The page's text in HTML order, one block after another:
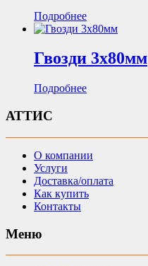
Подробнее
Гвозди 3х80мм
Подробнее
АТТИС
О компании
Услуги
Доставка/оплата
Как купить
Контакты
Меню